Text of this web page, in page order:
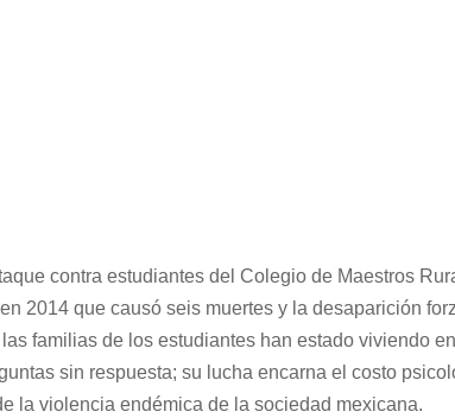
contra estudiantes del Colegio de Maestros
2014 que causó seis muertes y la desaparición
familias de los estudiantes han estado viviendo
sin respuesta; su lucha encarna el costo
la violencia endémica de la sociedad mexicana.